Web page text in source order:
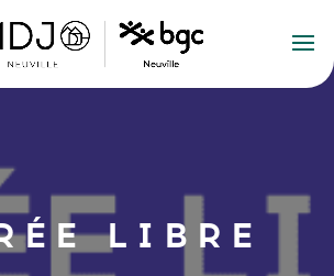
LIBRE